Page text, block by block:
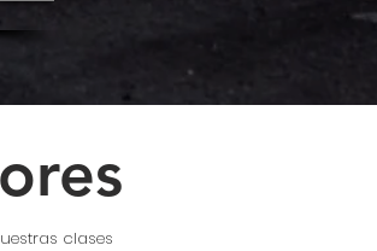
clases